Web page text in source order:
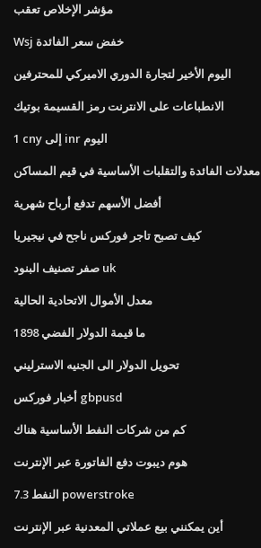
مؤشر الإخلاص تعقب
Wsj خفض سعر الفائدة
اليوم الأخير لتجارة الدوري الاميركي للمحترفين
الانطباعات على الانترنت رمز القسيمة بوتيك
1 cny إلى inr اليوم
معدلات الفائدة والتقلبات الأساسية في قيم المساكن
أفضل الأسهم تدفع أرباح شهرية
كيف تصبح تاجر فوركس ناجح في نيجيريا
صفر تصنيف البنود uk
معدل الأموال الاتحادية الحالية
ما قيمة الدولار الفضي 1898
تحويل الدولار الى الجنيه الاسترليني
أخبار فوركس gbpusd
كم من شركات النفط الأساسية هناك
هوم ديبوت دفع الفاتورة عبر الإنترنت
النفط 7.3 powerstroke
أين يمكنني بيع عملاتي المعدنية عبر الإنترنت